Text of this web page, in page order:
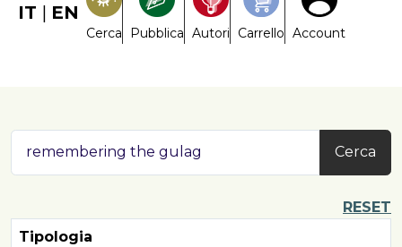
IT | EN
Cerca Pubblica Autori Carrello Account
Cerca
RESET
Tipologia